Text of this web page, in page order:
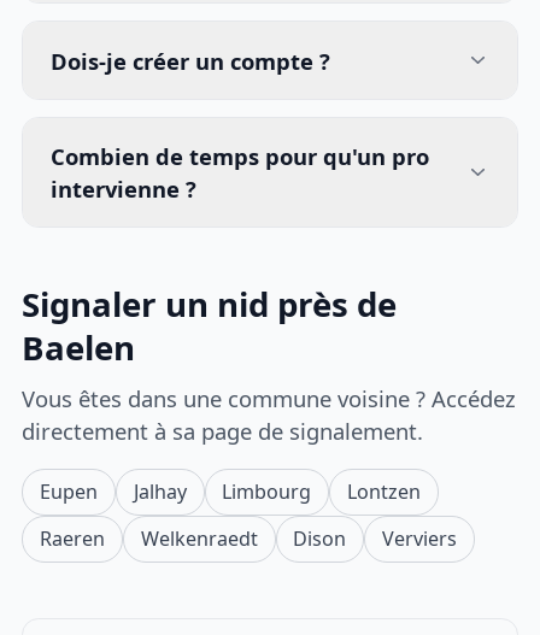
Dois-je créer un compte ?
Combien de temps pour qu'un pro
intervienne ?
Signaler un nid près de
Baelen
Vous êtes dans une commune voisine ? Accédez
directement à sa page de signalement.
Eupen Jalhay Limbourg
Lontzen
Raeren
Welkenraedt Dison Verviers